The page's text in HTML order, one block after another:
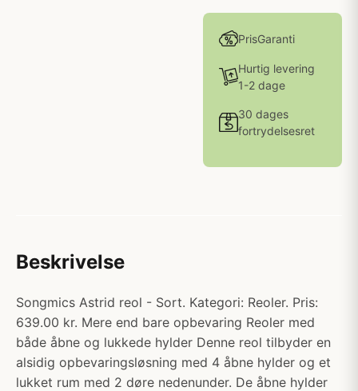
PrisGaranti
Hurtig levering
1-2 dage
30 dages
fortrydelsesret
Beskrivelse
Songmics Astrid reol - Sort. Kategori: Reoler. Pris:
639.00 kr. Mere end bare opbevaring Reoler med
både åbne og lukkede hylder Denne reol tilbyder en
alsidig opbevaringsløsning med 4 åbne hylder og et
lukket rum med 2 døre nedenunder. De åbne hylder